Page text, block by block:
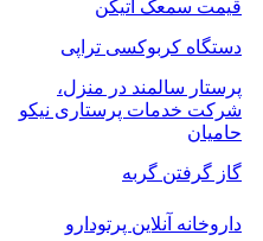
قیمت سمعک اتیکن
دستگاه کربوکسی تراپی
پرستار سالمند در منزل،
شرکت خدمات پرستاری نیکو
حامیان
گاز گرفتن گربه
داروخانه آنلاین پرتودارو